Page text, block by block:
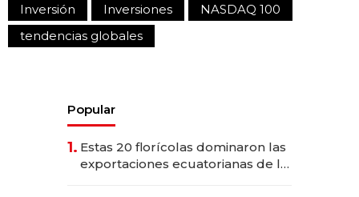
Inversión
Inversiones
NASDAQ 100
tendencias globales
Popular
1. Estas 20 florícolas dominaron las
exportaciones ecuatorianas de la